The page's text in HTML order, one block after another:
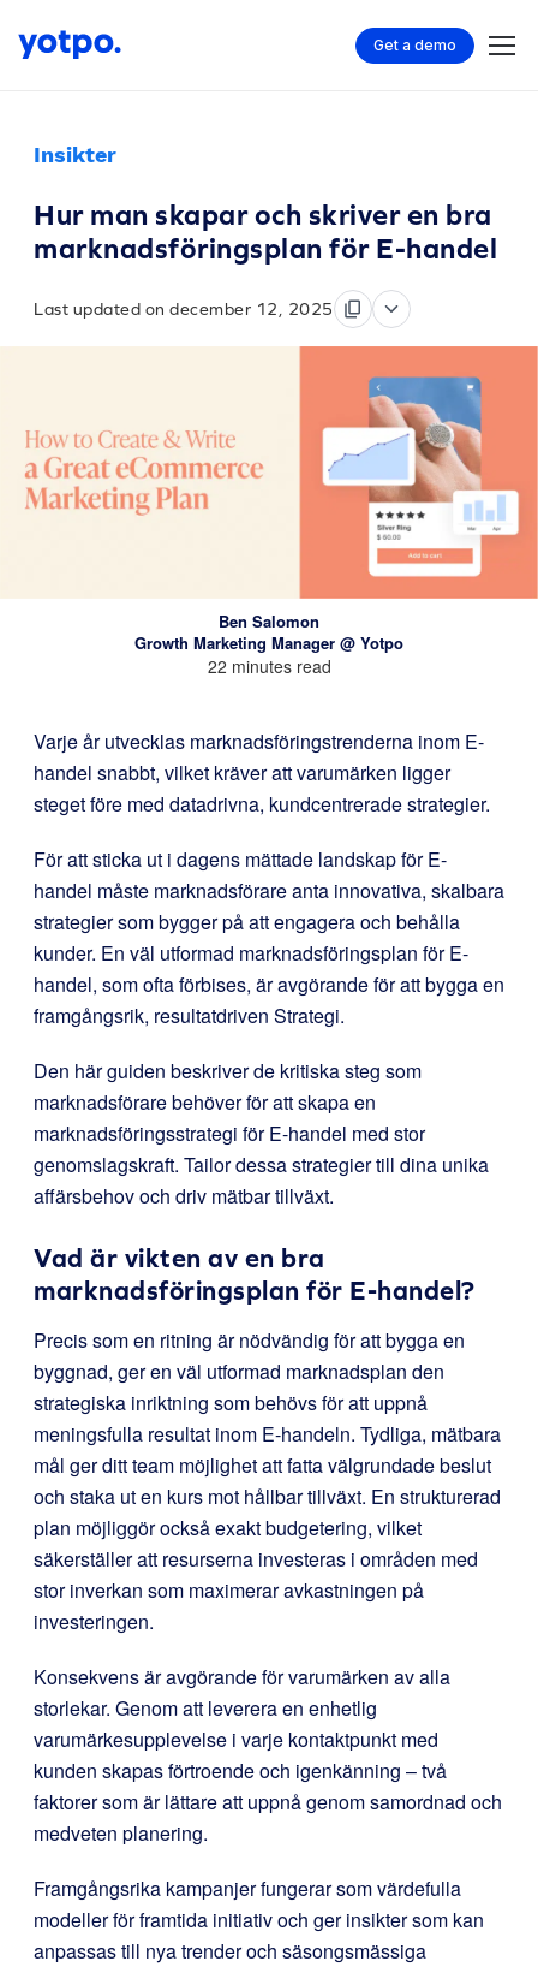
Get a demo
Insikter
Hur man skapar och skriver en bra
marknadsföringsplan för E-handel
Last updated on december 12, 2025
Ben Salomon
Growth Marketing Manager @ Yotpo
22 minutes read
Varje år utvecklas marknadsföringstrenderna inom E-
handel snabbt, vilket kräver att varumärken ligger
steget före med datadrivna, kundcentrerade strategier.
För att sticka ut i dagens mättade landskap för E-
handel måste marknadsförare anta innovativa, skalbara
strategier som bygger på att engagera och behålla
kunder. En väl utformad marknadsföringsplan för E-
handel, som ofta förbises, är avgörande för att bygga en
framgångsrik, resultatdriven Strategi.
Den här guiden beskriver de kritiska steg som
marknadsförare behöver för att skapa en
marknadsföringsstrategi för E-handel med stor
genomslagskraft. Tailor dessa strategier till dina unika
affärsbehov och driv mätbar tillväxt.
Vad är vikten av en bra
marknadsföringsplan för E-handel?
Precis som en ritning är nödvändig för att bygga en
byggnad, ger en väl utformad marknadsplan den
strategiska inriktning som behövs för att uppnå
meningsfulla resultat inom E-handeln. Tydliga, mätbara
mål ger ditt team möjlighet att fatta välgrundade beslut
och staka ut en kurs mot hållbar tillväxt. En strukturerad
plan möjliggör också exakt budgetering, vilket
säkerställer att resurserna investeras i områden med
stor inverkan som maximerar avkastningen på
investeringen.
Konsekvens är avgörande för varumärken av alla
storlekar. Genom att leverera en enhetlig
varumärkesupplevelse i varje kontaktpunkt med
kunden skapas förtroende och igenkänning – två
faktorer som är lättare att uppnå genom samordnad och
medveten planering.
Framgångsrika kampanjer fungerar som värdefulla
modeller för framtida initiativ och ger insikter som kan
anpassas till nya trender och säsongsmässiga